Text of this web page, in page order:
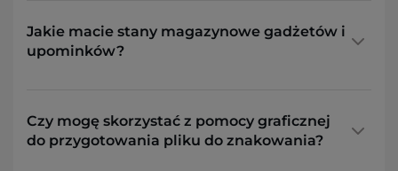
Jakie macie stany magazynowe gadżetów i
upominków?
Czy mogę skorzystać z pomocy graficznej
do przygotowania pliku do znakowania?